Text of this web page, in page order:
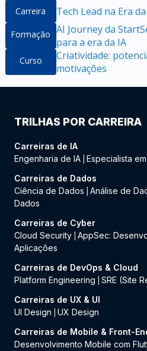
Carreira Tech Lead na Era
Formação AI Journey da
para a era da IA
Curso
Criatividade:
motivações
TRILHAS POR CARREIRA
Carreiras de IA
Engenharia de IA Especialista
Carreiras de Dados
Ciência de Dados
Análise de
Dados
Carreiras de Cyber
Cloud Security AppSec:
Aplicações
Carreiras de DevOps & Cloud
Platform Engineering
SRE (Site
Carreiras de UX & UI
UI Design
UX Design
Carreiras de Mobile & Front-
Desenvolvimento Mobile com